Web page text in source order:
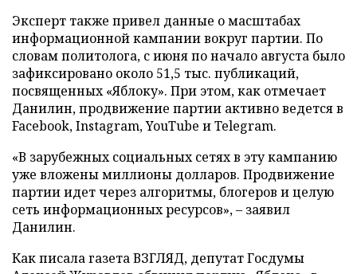
Эксперт также привел данные о масштабах
информационной кампании вокруг партии. По
словам политолога, с июня по начало августа было
зафиксировано около 51,5 тыс. публикаций,
посвященных «Яблоку». При этом, как отмечает
Данилин, продвижение партии активно ведется в
Facebook, Instagram, YouTube и Telegram.
«В зарубежных социальных сетях в эту кампанию
уже вложены миллионы долларов. Продвижение
партии идет через алгоритмы, блогеров и целую
сеть информационных ресурсов», – заявил
Данилин.
Как писала газета ВЗГЛЯД, депутат Госдумы